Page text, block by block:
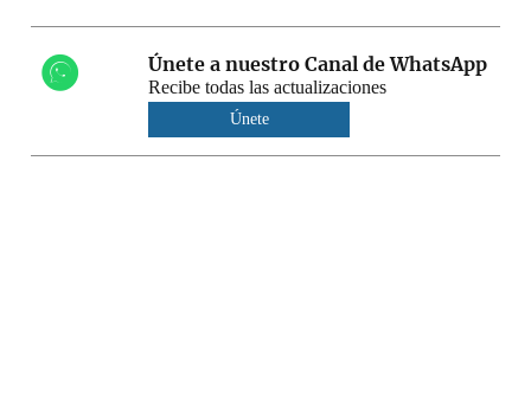
Únete a nuestro Canal de WhatsApp
Recibe todas las actualizaciones
Únete